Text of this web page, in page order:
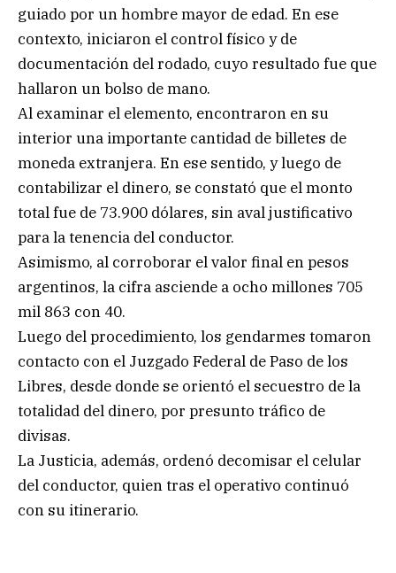
guiado por un hombre mayor de edad. En ese
contexto, iniciaron el control físico y de
documentación del rodado, cuyo resultado fue que
hallaron un bolso de mano.
Al examinar el elemento, encontraron en su
interior una importante cantidad de billetes de
moneda extranjera. En ese sentido, y luego de
contabilizar el dinero, se constató que el monto
total fue de 73.900 dólares, sin aval justificativo
para la tenencia del conductor.
Asimismo, al corroborar el valor final en pesos
argentinos, la cifra asciende a ocho millones 705
mil 863 con 40.
Luego del procedimiento, los gendarmes tomaron
contacto con el Juzgado Federal de Paso de los
Libres, desde donde se orientó el secuestro de la
totalidad del dinero, por presunto tráfico de
divisas.
La Justicia, además, ordenó decomisar el celular
del conductor, quien tras el operativo continuó
con su itinerario.